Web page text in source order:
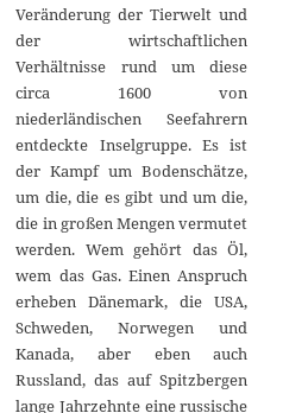
Veränderung der Tierwelt und
der wirtschaftlichen
Verhältnisse rund um diese
circa 1600 von
niederländischen Seefahrern
entdeckte Inselgruppe. Es ist
der Kampf um Bodenschätze,
um die, die es gibt und um die,
die in großen Mengen vermutet
werden. Wem gehört das Öl,
wem das Gas. Einen Anspruch
erheben Dänemark, die USA,
Schweden, Norwegen und
Kanada, aber eben auch
Russland, das auf Spitzbergen
lange Jahrzehnte eine russische